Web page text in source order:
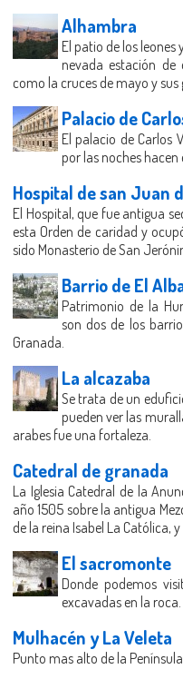
Alhambra
El patio de los leones
nevada estación de
como la cruces de mayo y sus
Palacio de
El palacio de Carlos
por las noches hacen
Hospital de san Juan
El Hospital, que fue antigua
esta Orden de caridad y
sido Monasterio de San
Barrio de El
Patrimonio de la
son dos de los
Granada.
La alcazaba
Se trata de un
pueden ver las
arabes fue una fortaleza.
Catedral de granada
La Iglesia Catedral de la
año 1505 sobre la antigua
de la reina Isabel La Católica, y
El sacromonte
Donde podemos
excavadas en la roca.
Mulhacén y La Veleta
Punto mas alto de la